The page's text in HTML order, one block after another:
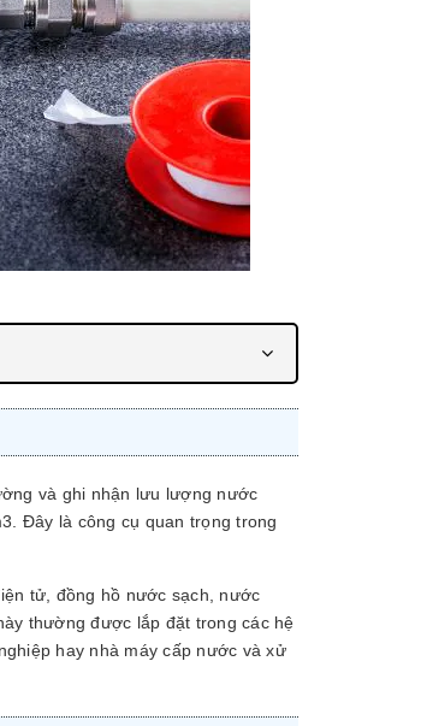
và ghi nhận lưu lượng nước
Đây là công cụ quan trọng trong
tử, đồng hồ nước sạch, nước
thường được lắp đặt trong các hệ
hay nhà máy cấp nước và xử